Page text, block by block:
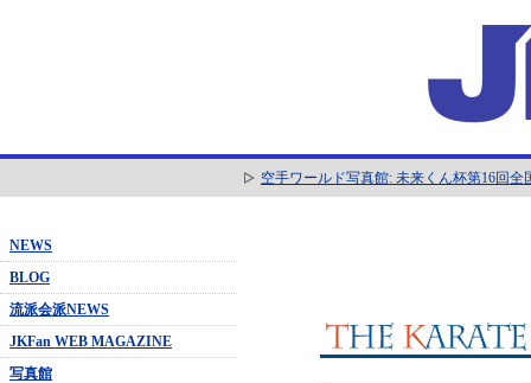
空手ワールド写真館: 未来くん杯第16回
NEWS
BLOG
流派会派NEWS
JKFan WEB MAGAZINE
写真館